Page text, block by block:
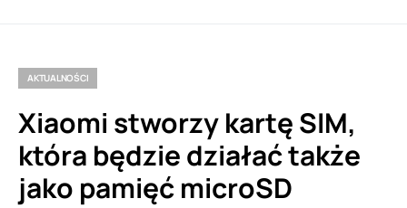
AKTUALNOŚCI
Xiaomi stworzy kartę SIM,
która będzie działać także
jako pamięć microSD